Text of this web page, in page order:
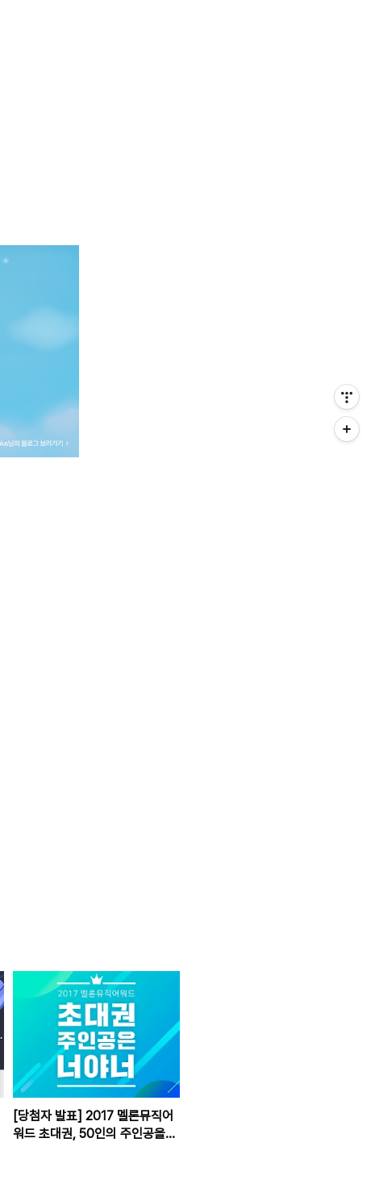
[당첨자 발표] 2017 멜론뮤직어
워드 초대권, 50인의 주인공을